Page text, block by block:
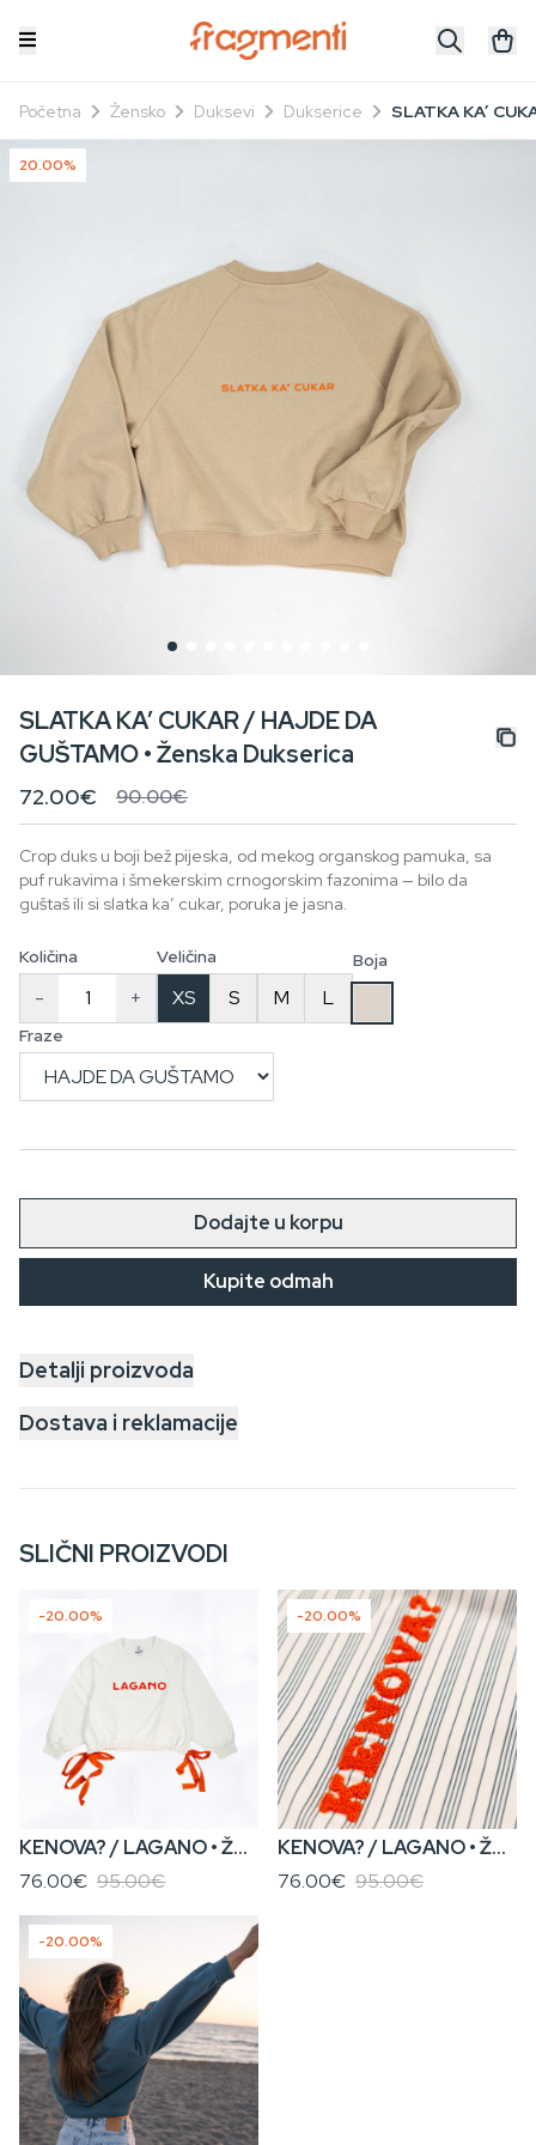
Početna Žensko Duksevi Dukserice SLATKA KA’
20.00%
SLATKA KA’ CUKAR / HAJDE DA
GUŠTAMO • Ženska Dukserica
72.00€ 90.00€
Crop duks u boji bež pijeska, od mekog organskog pamuka, sa
puf rukavima i šmekerskim crnogorskim fazonima — bilo da
guštaš ili si slatka ka’ cukar, poruka je jasna.
Količina
- +
Veličina
XS S M L
Boja
Fraze
Dodajte u korpu
Kupite odmah
Detalji proizvoda
Dostava i reklamacije
SLIČNI PROIZVODI
-20.00%
KENOVA? / LAGANO • ŽENSKA BIJELA DUKSERICA SA TRAKAMA
76.00€ 95.00€
-20.00%
KENOVA? / LAGANO • ŽENSKA PRUGASTA DUKSERICA SA TRAKAMA
76.00€ 95.00€
-20.00%